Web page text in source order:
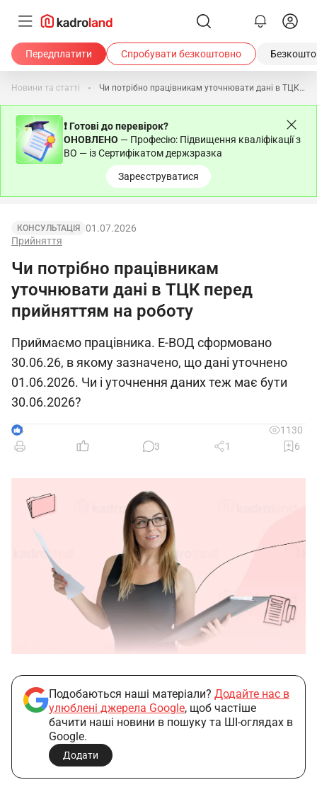
Передплатити Спробувати безкоштовно
Новини та статті Чи потрібно працівникам уточнювати дані в ТЦК перед прийняттям на роботу
❗ Готові до перевірок?
ОНОВЛЕНО — Професію: Підвищення кваліфікації з
ВО — із Сертифікатом держзразка
Зареєструватися
КОНСУЛЬТАЦІЯ
Прийняття
01.07.2026
Чи потрібно працівникам
уточнювати дані в ТЦК перед
прийняттям на роботу
Приймаємо працівника. Е-ВОД сформовано
30.06.26, в якому зазначено, що дані уточнено
01.06.2026. Чи і уточнення даних теж має бути
30.06.2026?
4
1130
3
1 6
Подобаються наші матеріали? Додайте нас в
улюблені джерела Google, щоб частіше
бачити наші новини в пошуку та ШІ-оглядах в
Google.
Додати